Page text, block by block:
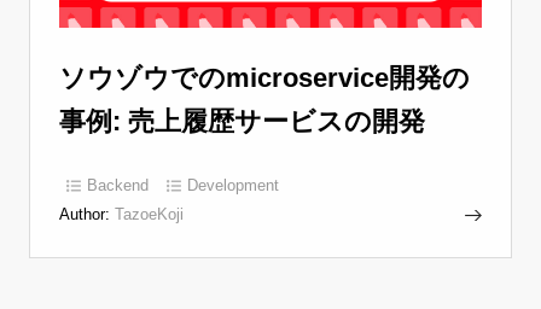
ソウゾウでのmicroservice開発の
事例: 売上履歴サービスの開発
Backend
Development
Author: TazoeKoji